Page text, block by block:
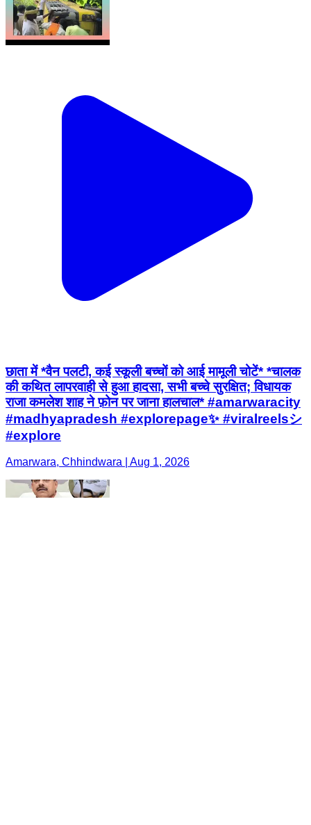
छाता में *वैन पलटी, कई स्कूली बच्चों को आई मामूली चोटें* *चालक
की कथित लापरवाही से हुआ हादसा, सभी बच्चे सुरक्षित; विधायक
राजा कमलेश शाह ने फ़ोन पर जाना हालचाल* #amarwaracity
#madhyapradesh #explorepage✨ #viralreelsシ
#explore
Amarwara, Chhindwara | Aug 1, 2026